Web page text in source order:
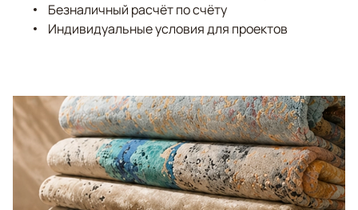
Безналичный расчёт по счёту
Индивидуальные условия для проектов